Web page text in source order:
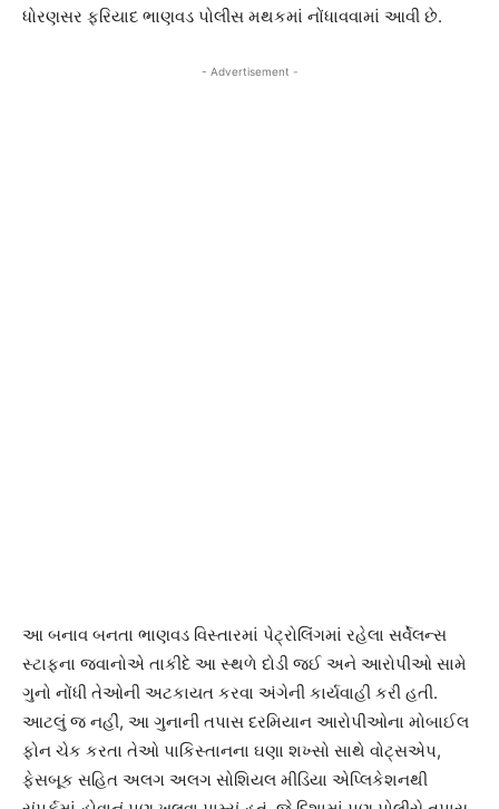
ધોરણસર ફરિયાદ ભાણવડ પોલીસ મથકમાં નોંધાવવામાં આવી છે.
- Advertisement -
આ બનાવ બનતા ભાણવડ વિસ્તારમાં પેટ્રોલિંગમાં રહેલા સર્વેલન્સ
સ્ટાફના જવાનોએ તાકીદે આ સ્થળે દોડી જઈ અને આરોપીઓ સામે
ગુનો નોંધી તેઓની અટકાયત કરવા અંગેની કાર્યવાહી કરી હતી.
આટલું જ નહીં, આ ગુનાની તપાસ દરમિયાન આરોપીઓના મોબાઈલ
ફોન ચેક કરતા તેઓ પાકિસ્તાનના ઘણા શખ્સો સાથે વોટ્સએપ,
ફેસબૂક સહિત અલગ અલગ સોશિયલ મીડિયા એપ્લિકેશનથી